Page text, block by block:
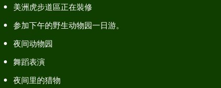
美洲虎步道區正在裝修
参加下午的野生动物园一日游。
夜间动物园
舞蹈表演
夜间里的猎物